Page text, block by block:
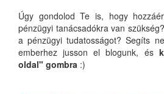
Úgy gondolod Te is, hogy
pénzügyi tanácsadókra van
a pénzügyi tudatosságot? Segíts
emberhez jusson el blogunk, és
oldal" gombra :)